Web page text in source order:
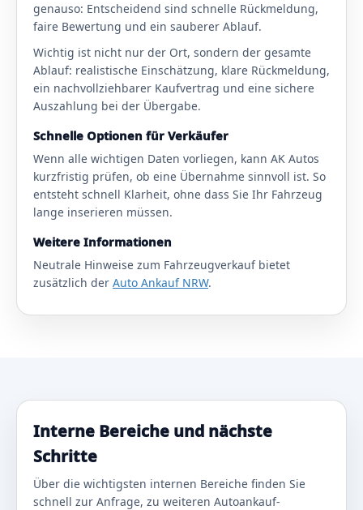
genauso: Entscheidend sind schnelle Rückmeldung,
faire Bewertung und ein sauberer Ablauf.
Wichtig ist nicht nur der Ort, sondern der gesamte
Ablauf: realistische Einschätzung, klare Rückmeldung,
ein nachvollziehbarer Kaufvertrag und eine sichere
Auszahlung bei der Übergabe.
Schnelle Optionen für Verkäufer
Wenn alle wichtigen Daten vorliegen, kann AK Autos
kurzfristig prüfen, ob eine Übernahme sinnvoll ist. So
entsteht schnell Klarheit, ohne dass Sie Ihr Fahrzeug
lange inserieren müssen.
Weitere Informationen
Neutrale Hinweise zum Fahrzeugverkauf bietet
zusätzlich der Auto Ankauf NRW.
Interne Bereiche und nächste
Schritte
Über die wichtigsten internen Bereiche finden Sie
schnell zur Anfrage, zu weiteren Autoankauf-